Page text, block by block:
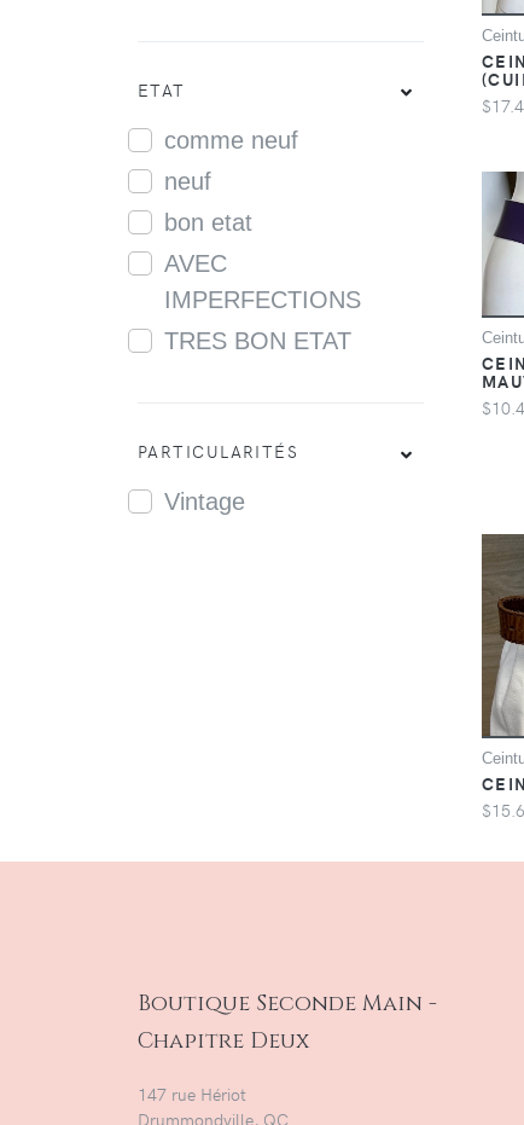
ETAT
comme neuf
neuf
bon etat
AVEC
IMPERFECTIONS
TRES BON ETAT
PARTICULARITÉS
Vintage
Boutique Seconde Main -
Chapitre Deux
147 rue Hériot
Drummondville, QC